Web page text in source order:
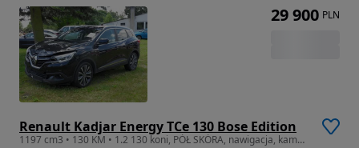
Renault Kadjar Energy TCe 130 Bose Edition
1197 cm3 • 130 KM • 1.2 130 koni, PÓŁ SKÓRA, nawigacja, kamera
29 900 PLN